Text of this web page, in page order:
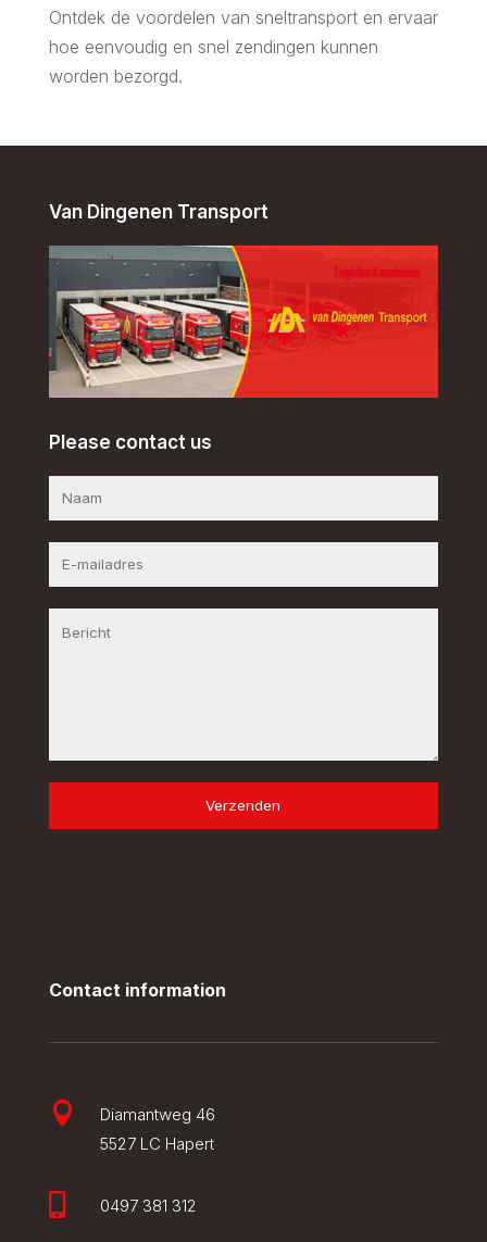
Ontdek de voordelen van sneltransport en ervaar
hoe eenvoudig en snel zendingen kunnen
worden bezorgd.
Van Dingenen Transport
Please contact us
Verzenden
Contact information

Diamantweg 46
5527 LC Hapert
 0497 381 312